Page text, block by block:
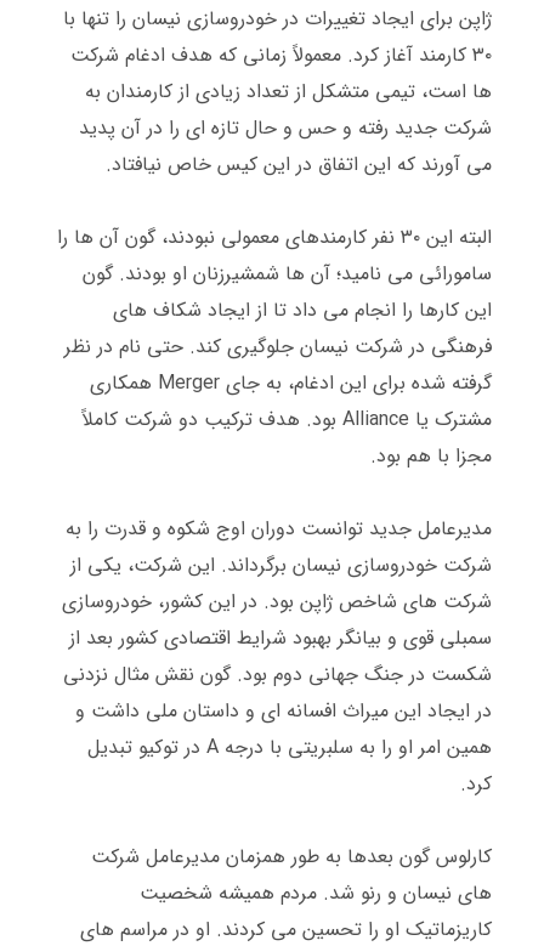
ژاپن برای ایجاد تغییرات در خودروسازی نیسان را تنها با
۳۰ کارمند آغاز کرد
. معمولاً زمانی که هدف ادغام شرکت
ها است، تیمی متشکل از تعداد زیادی از کارمندان به
شرکت جدید رفته و حس و حال تازه ای را در آن پدید
می آورند که این اتفاق در این کیس خاص نیافتاد.
البته این ۳۰ نفر کارمندهای معمولی نبودند، گون آن ها را
سامورائی می نامید؛ آن ها شمشیرزنان او بودند.گون
این کارها را انجام می داد تا از ایجاد شکاف های
فرهنگی در شرکت نیسان جلوگیری کند. حتی نام در نظر
گرفته شده برای این ادغام، به جایMerger
همکاری
مشترک یا
بود. هدف ترکیب دو شرکت کاملاً
مجزا با هم بود.
مدیرعامل جدید توانست دوران اوج شکوه و قدرت را به
شرکت خودروسازی نیسان برگرداند. این شرکت، یکی از
شرکت های شاخص ژاپن بود. در این کشور، خودروسازی
سمبلی قوی و بیانگر بهبود شرایط اقتصادی کشور بعد از
شکست در جنگ جهانی دوم بود.گون نقش مثال نزدنی
در ایجاد این میراث افسانه ای و داستان ملی داشت و
همین امر او را به سلبریتی با درجه
در توکیو تبدیل
کرد.
کارلوس گون بعدها به طور همزمان مدیرعامل شرکت
های نیسان و رنو شد. مردم همیشه شخصیت
کاریزماتیک او را تحسین می کردند. او در مراسم های